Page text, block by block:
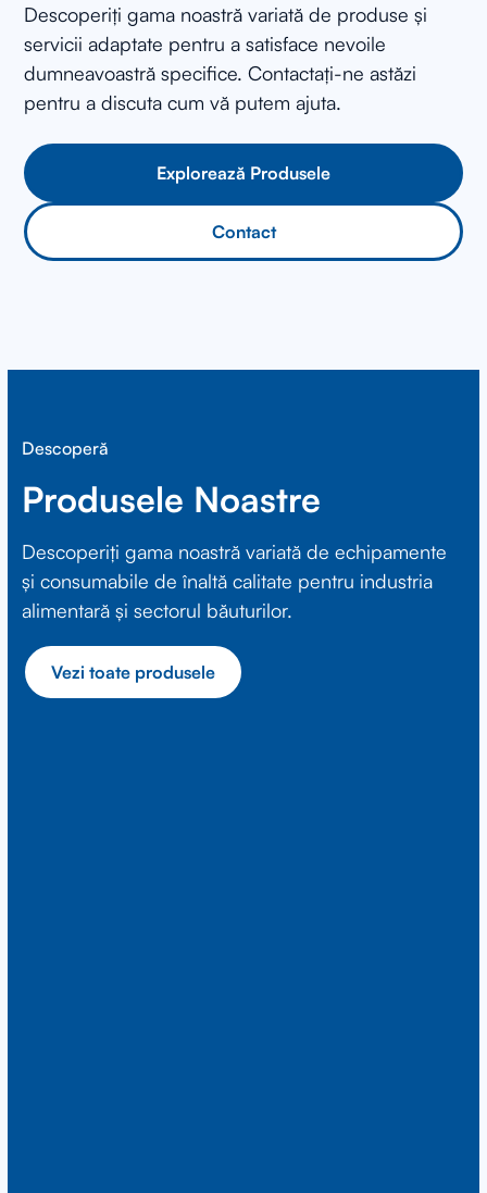
Descoperiți gama noastră variată de produse și
servicii adaptate pentru a satisface nevoile
dumneavoastră specifice. Contactați-ne astăzi
pentru a discuta cum vă putem ajuta.
Explorează Produsele
Contact
Descoperă
Produsele Noastre
Descoperiți gama noastră variată de echipamente
și consumabile de înaltă calitate pentru industria
alimentară și sectorul băuturilor.
Vezi toate produsele